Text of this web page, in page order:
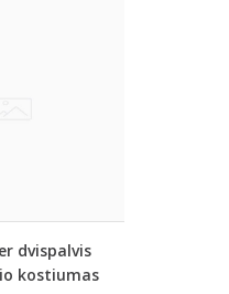
dvispalvis
kostiumas